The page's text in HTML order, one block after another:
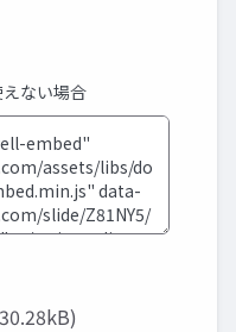
えない場合